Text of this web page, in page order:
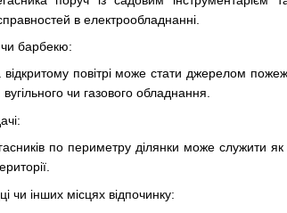
в електрообладнанні.
барбекю:
повітрі може стати джерелом
чи газового обладнання.
по периметру ділянки може служити
чи інших місцях відпочинку: